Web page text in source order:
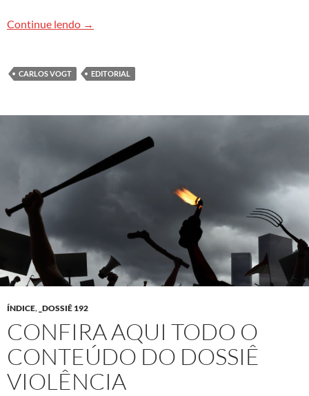
Continue lendo A violência e o trágico na literatura
→
CARLOS VOGT EDITORIAL
ÍNDICE, _DOSSIÊ 192
CONFIRA AQUI TODO O
CONTEÚDO DO DOSSIÊ
VIOLÊNCIA